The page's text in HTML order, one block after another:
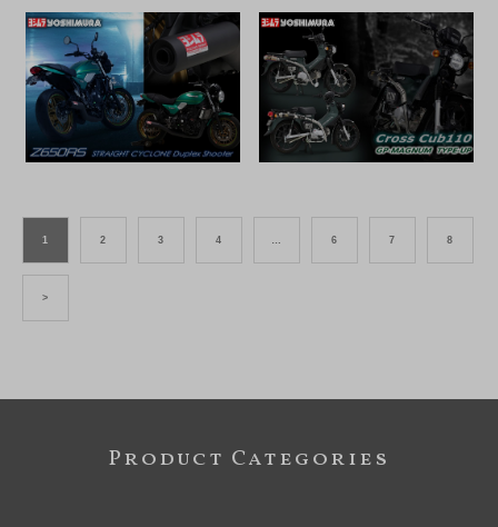
1 2 3 4 … 6 7 8
>
Product Categories